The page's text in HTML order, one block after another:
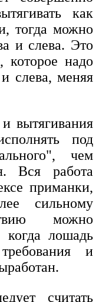
как
тогда можно
и слева. Это
которое надо
слева, меняя
вытягивания
под
чем
Вся работа
приманки,
сильному
можно
когда лошадь
и
считать